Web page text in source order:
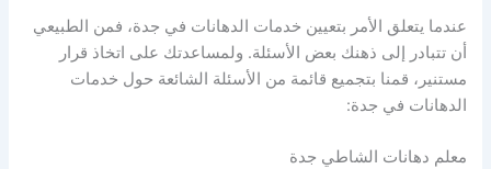
عندما يتعلق الأمر بتعيين خدمات الدهانات في جدة، فمن الطبيعي
أن تتبادر إلى ذهنك بعض الأسئلة. ولمساعدتك على اتخاذ قرار
مستنير، قمنا بتجميع قائمة من الأسئلة الشائعة حول خدمات
الدهانات في جدة:
معلم دهانات الشاطي جدة